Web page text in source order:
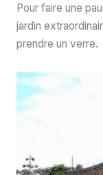
Pour faire une
jardin
prendre un verre.